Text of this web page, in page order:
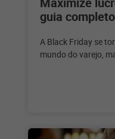
guia
A Black Friday se
mundo do varejo,